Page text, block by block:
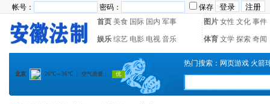
帐号： 密码：
保存
首页 美食 国际 国内 军事 图片 女性 文化 事件
娱乐 综艺 电影 电视 音乐 体育 文学 探索 奇闻
热门搜索： 网页游戏 火箭